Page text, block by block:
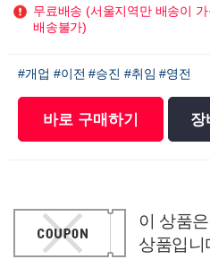
무료배송 (서울지역만 배송이
배송불가)
#개업 #이전 #승진 #취임 #영전
바로 구매하기 장
이 상품은
상품입니